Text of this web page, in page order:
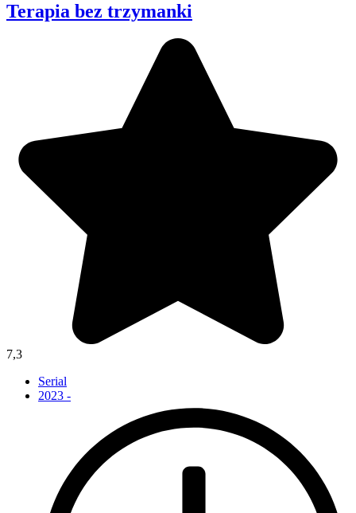
Terapia bez trzymanki
7,3
Serial
2023 -